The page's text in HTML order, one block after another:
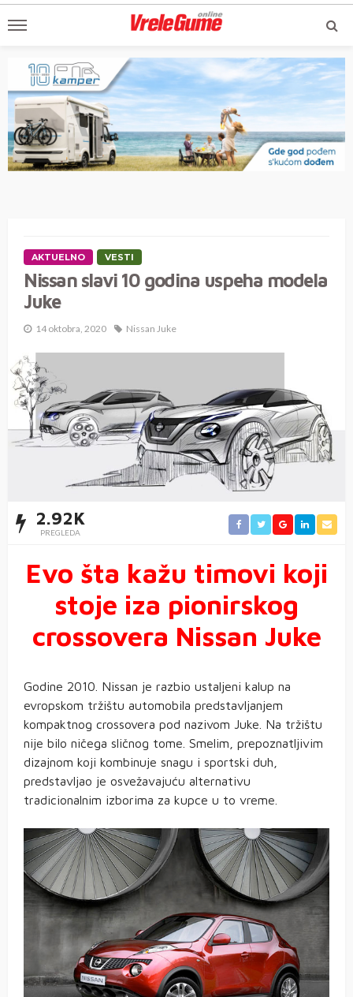
AKTUELNO VESTI
Nissan slavi 10 godina uspeha modela
Juke
14 oktobra, 2020 Nissan Juke
2.92K
PREGLEDA
Evo šta kažu timovi koji
stoje iza pionirskog
crossovera Nissan Juke
Godine 2010. Nissan je razbio ustaljeni kalup na
evropskom tržištu automobila predstavljanjem
kompaktnog crossovera pod nazivom Juke. Na tržištu
nije bilo ničega sličnog tome. Smelim, prepoznatljivim
dizajnom koji kombinuje snagu i sportski duh,
predstavljao je osvežavajuću alternativu
tradicionalnim izborima za kupce u to vreme.